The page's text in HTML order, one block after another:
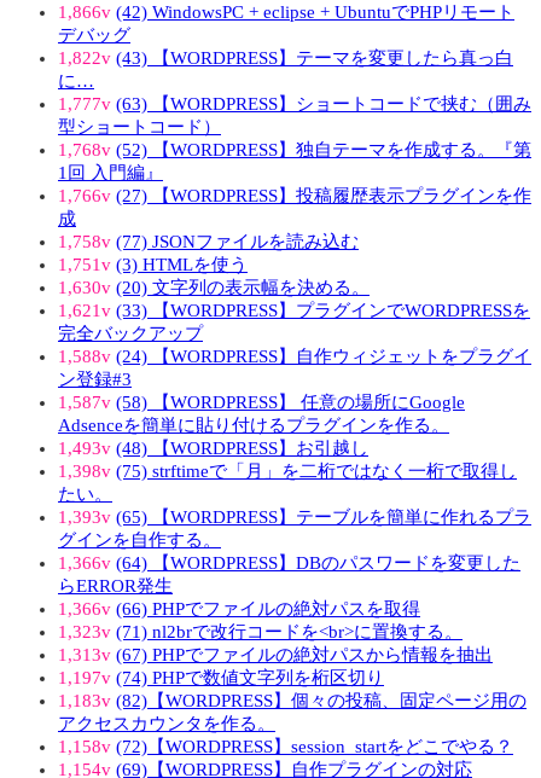
1,866v (42) WindowsPC + eclipse + UbuntuでPHPリモート
デバッグ
1,822v (43) 【WORDPRESS】テーマを変更したら真っ白
に…
1,777v (63) 【WORDPRESS】ショートコードで挟む（囲み
型ショートコード）
1,768v (52) 【WORDPRESS】独自テーマを作成する。『第
1回 入門編』
1,766v (27) 【WORDPRESS】投稿履歴表示プラグインを作
成
1,758v (77) JSONファイルを読み込む
1,751v (3) HTMLを使う
1,630v (20) 文字列の表示幅を決める。
1,621v (33) 【WORDPRESS】プラグインでWORDPRESSを
完全バックアップ
1,588v (24) 【WORDPRESS】自作ウィジェットをプラグイ
ン登録#3
1,587v (58) 【WORDPRESS】 任意の場所にGoogle
Adsenceを簡単に貼り付けるプラグインを作る。
1,493v (48) 【WORDPRESS】お引越し
1,398v (75) strftimeで「月」を二桁ではなく一桁で取得し
たい。
1,393v (65) 【WORDPRESS】テーブルを簡単に作れるプラ
グインを自作する。
1,366v (64) 【WORDPRESS】DBのパスワードを変更した
らERROR発生
1,366v (66) PHPでファイルの絶対パスを取得
1,323v (71) nl2brで改行コードを<br>に置換する。
1,313v (67) PHPでファイルの絶対パスから情報を抽出
1,197v (74) PHPで数値文字列を桁区切り
1,183v (82)【WORDPRESS】個々の投稿、固定ページ用の
アクセスカウンタを作る。
1,158v (72)【WORDPRESS】session_startをどこでやる？
1,154v (69)【WORDPRESS】自作プラグインの対応